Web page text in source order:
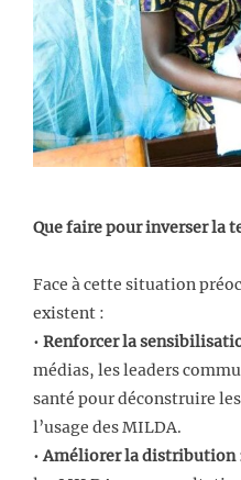
Que faire pour inverser la
Face à cette situation
existent :
• Renforcer la
médias, les leaders
santé pour déconstruire
l’usage des MILDA.
•Améliorer la distribution